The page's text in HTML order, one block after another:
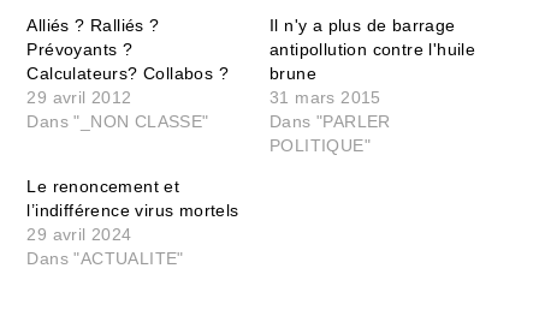
Alliés ? Ralliés ?
Prévoyants ?
Calculateurs? Collabos ?
29 avril 2012
Dans "_NON CLASSE"
Il n'y a plus de barrage
antipollution contre l'huile
brune
31 mars 2015
Dans "PARLER
POLITIQUE"
Le renoncement et
l’indifférence virus mortels
29 avril 2024
Dans "ACTUALITE"